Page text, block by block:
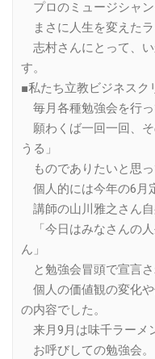
プロのミュージシャ
まさに人生を変えた
志村さんにとって、
す。
■私たち立教ビジネスク
毎月各種勉強会を行っ
願わくば一回一回、そ
うる」
ものでありたいと思っ
個人的には今年の6月
講師の山川雅之さん自
「今日はみなさんの
ん」
と勉強会冒頭で宣言さ
個人の価値観の変化
の内容でした。
来月9月は味千ラーメ
お呼びしての勉強会。